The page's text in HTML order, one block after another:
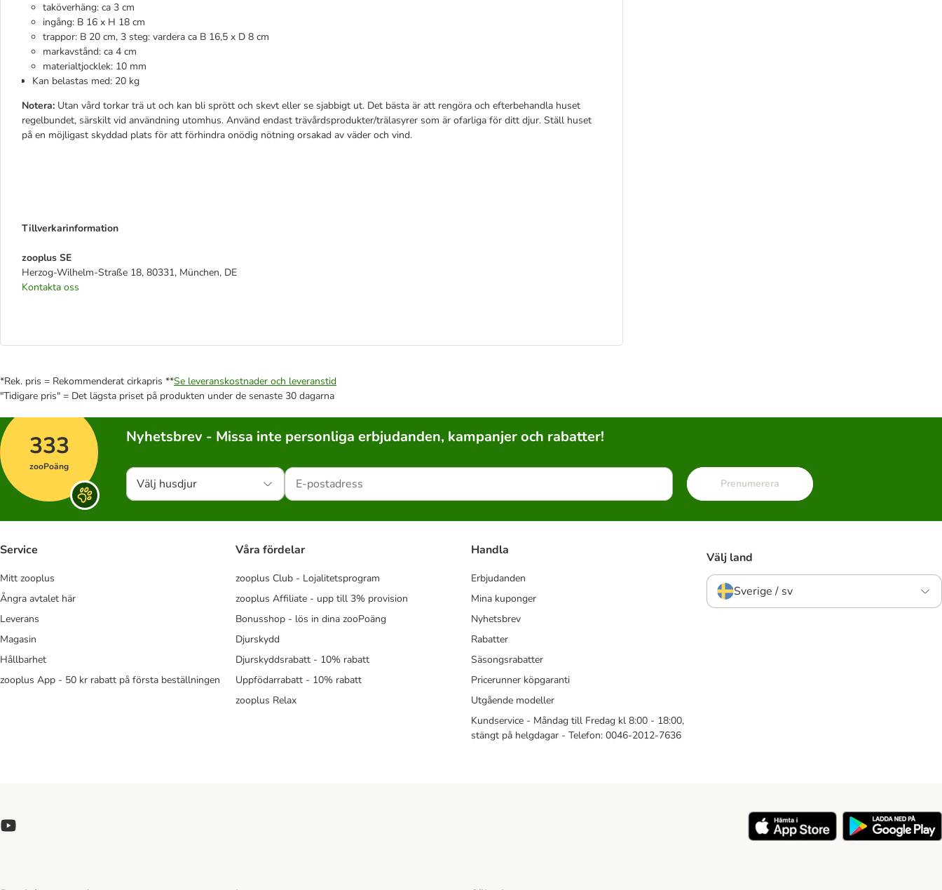
taköverhäng: ca 3 cm
ingång: B 16 x H 18 cm
trappor: B 20 cm, 3 steg: vardera ca B 16,5 x D 8 cm
markavstånd: ca 4 cm
materialtjocklek: 10 mm
Kan belastas med: 20 kg
Notera: Utan vård torkar trä ut och kan bli sprött och skevt eller se sjabbigt ut. Det bästa är att rengöra och efterbehandla huset
regelbundet, särskilt vid användning utomhus. Använd endast trävårdsprodukter/trälasyrer som är ofarliga för ditt djur. Ställ huset
på en möjligast skyddad plats för att förhindra onödig nötning orsakad av väder och vind.
Tillverkarinformation
zooplus SE
Herzog-Wilhelm-Straße 18, 80331, München, DE
Kontakta oss
*Rek. pris = Rekommenderat cirkapris **Se leveranskostnader och leveranstid
"Tidigare pris" = Det lägsta priset på produkten under de senaste 30 dagarna
333
zooPoäng
Nyhetsbrev - Missa inte personliga erbjudanden, kampanjer och rabatter!
Välj husdjur Prenumerera
Service
Mitt zooplus
Ångra avtalet här
Leverans
Magasin
Hållbarhet
zooplus App - 50 kr rabatt på första beställningen
Våra fördelar
zooplus Club - Lojalitetsprogram
zooplus Affiliate - upp till 3% provision
Bonusshop - lös in dina zooPoäng
Djurskydd
Djurskyddsrabatt - 10% rabatt
Uppfödarrabatt - 10% rabatt
zooplus Relax
Handla
Erbjudanden
Mina kuponger
Nyhetsbrev
Rabatter
Säsongsrabatter
Pricerunner köpgaranti
Utgående modeller
Kundservice - Måndag till Fredag kl 8:00 - 18:00,
stängt på helgdagar - Telefon: 0046-2012-7636
Välj land
Sverige / sv